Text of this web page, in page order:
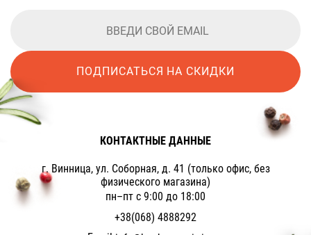
ПОДПИСАТЬСЯ НА СКИДКИ
КОНТАКТНЫЕ ДАННЫЕ
г. Винница, ул. Соборная, д. 41 (только офис, без
физического магазина)
пн–пт с 9:00 до 18:00
+38(068) 4888292